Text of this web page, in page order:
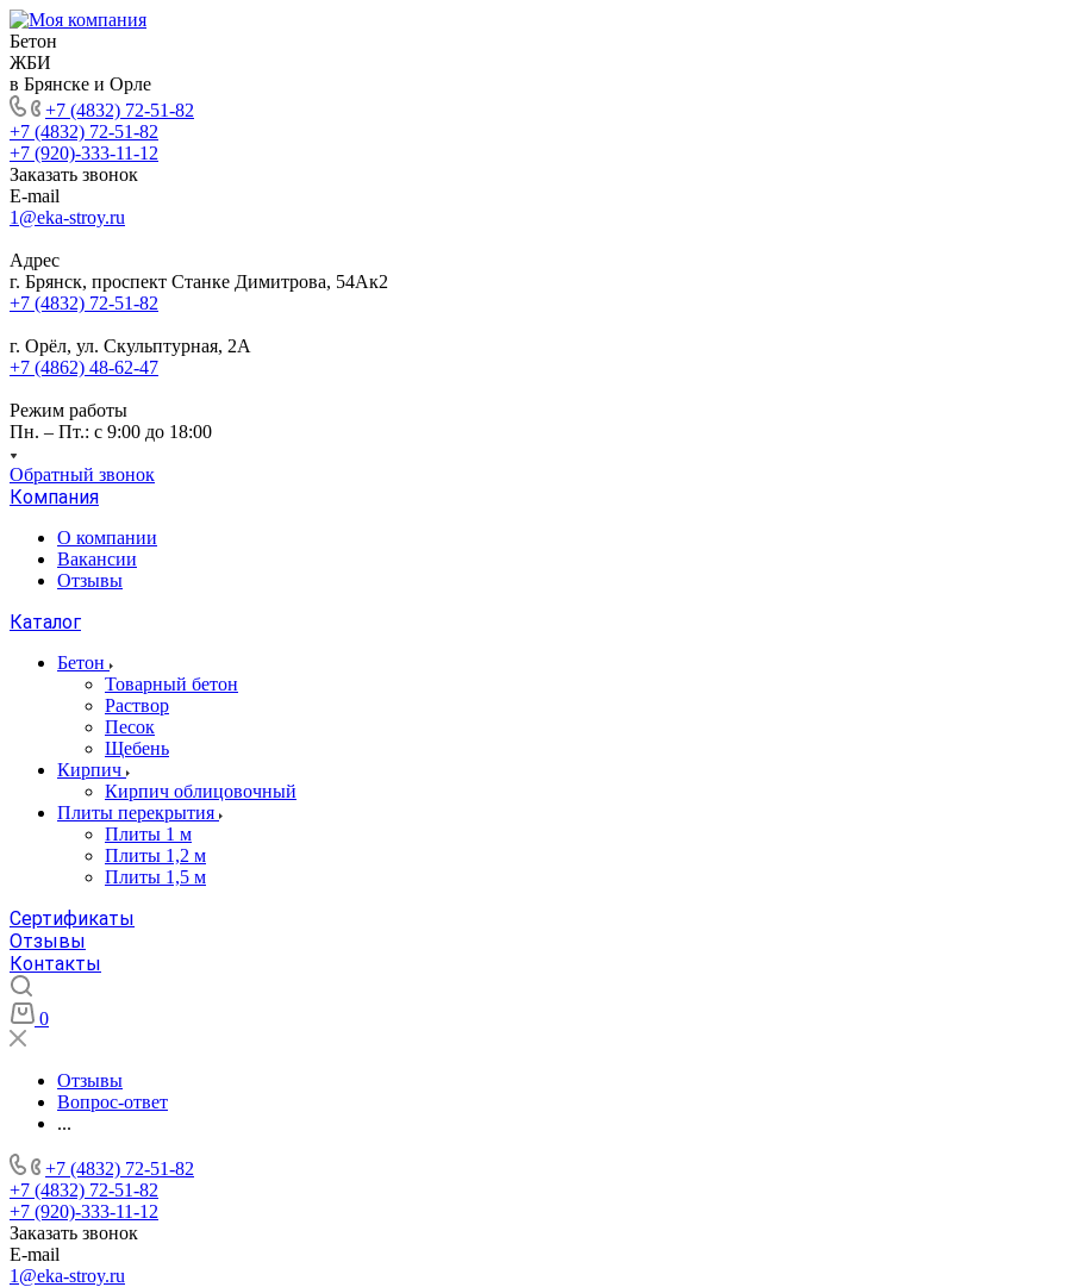
Бетон
ЖБИ
в Брянске и Орле
+7 (4832) 72-51-82
+7 (4832) 72-51-82
+7 (920)-333-11-12
Заказать звонок
E-mail
1@eka-stroy.ru
Адрес
г. Брянск, проспект Станке Димитрова, 54Ак2
+7 (4832) 72-51-82
г. Орёл, ул. Скульптурная, 2А
+7 (4862) 48-62-47
Режим работы
Пн. – Пт.: с 9:00 до 18:00
Обратный звонок
Компания
О компании
Вакансии
Отзывы
Каталог
Бетон
Товарный бетон
Раствор
Песок
Щебень
Кирпич
Кирпич облицовочный
Плиты перекрытия
Плиты 1 м
Плиты 1,2 м
Плиты 1,5 м
Сертификаты
Отзывы
Контакты
0
Отзывы
Вопрос-ответ
...
+7 (4832) 72-51-82
+7 (4832) 72-51-82
+7 (920)-333-11-12
Заказать звонок
E-mail
1@eka-stroy.ru